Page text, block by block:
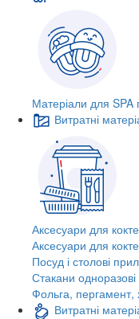
Матеріали для SPA
Витратні
Аксесуари для
Аксесуари для
Посуд і столові
Стакани одноразові
Фольга, пергамент,
Витратні